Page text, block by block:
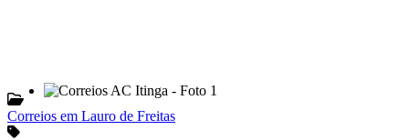
Correios em Lauro de Freitas